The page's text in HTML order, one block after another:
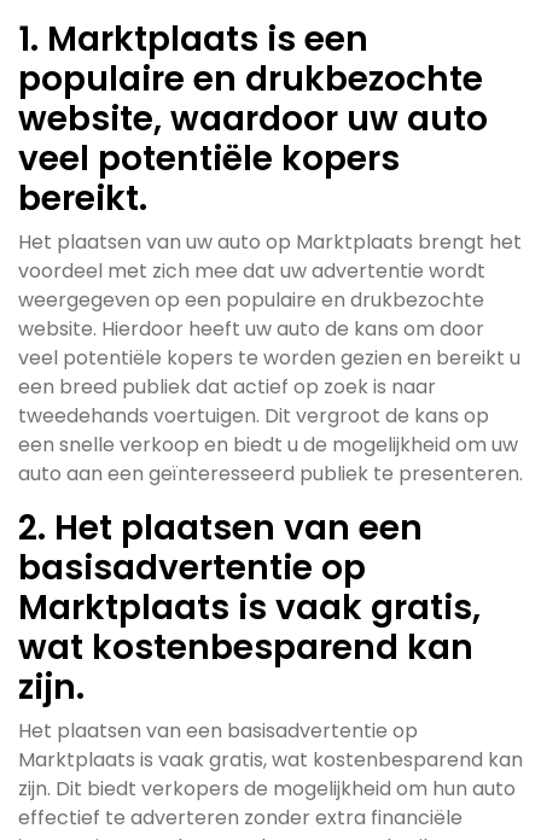
1. Marktplaats is een
populaire en drukbezochte
website, waardoor uw auto
veel potentiële kopers
bereikt.
Het plaatsen van uw auto op Marktplaats brengt het
voordeel met zich mee dat uw advertentie wordt
weergegeven op een populaire en drukbezochte
website. Hierdoor heeft uw auto de kans om door
veel potentiële kopers te worden gezien en bereikt u
een breed publiek dat actief op zoek is naar
tweedehands voertuigen. Dit vergroot de kans op
een snelle verkoop en biedt u de mogelijkheid om uw
auto aan een geïnteresseerd publiek te presenteren.
2. Het plaatsen van een
basisadvertentie op
Marktplaats is vaak gratis,
wat kostenbesparend kan
zijn.
Het plaatsen van een basisadvertentie op
Marktplaats is vaak gratis, wat kostenbesparend kan
zijn. Dit biedt verkopers de mogelijkheid om hun auto
effectief te adverteren zonder extra financiële